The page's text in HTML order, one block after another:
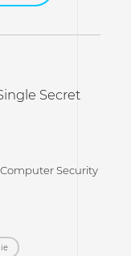
Secret
Security